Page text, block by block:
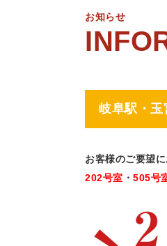
お知らせ
岐阜駅・玉
お客様のご要望
202号室 ・ 505号